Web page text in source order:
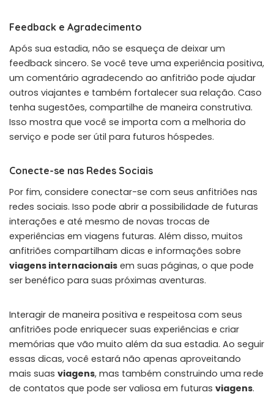
Feedback e Agradecimento
Após sua estadia, não se esqueça de deixar um
feedback sincero. Se você teve uma experiência positiva,
um comentário agradecendo ao anfitrião pode ajudar
outros viajantes e também fortalecer sua relação. Caso
tenha sugestões, compartilhe de maneira construtiva.
Isso mostra que você se importa com a melhoria do
serviço e pode ser útil para futuros hóspedes.
Conecte-se nas Redes Sociais
Por fim, considere conectar-se com seus anfitriões nas
redes sociais. Isso pode abrir a possibilidade de futuras
interações e até mesmo de novas trocas de
experiências em viagens futuras. Além disso, muitos
anfitriões compartilham dicas e informações sobre
viagens internacionais em suas páginas, o que pode
ser benéfico para suas próximas aventuras.
Interagir de maneira positiva e respeitosa com seus
anfitriões pode enriquecer suas experiências e criar
memórias que vão muito além da sua estadia. Ao seguir
essas dicas, você estará não apenas aproveitando
mais suas viagens, mas também construindo uma rede
de contatos que pode ser valiosa em futuras viagens.